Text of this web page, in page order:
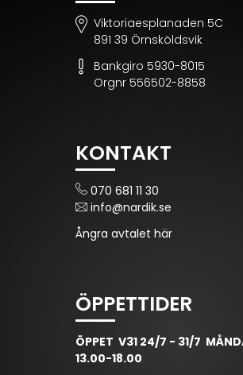
Viktoriaesplanaden 5C
891 39 Örnsköldsvik
Bankgiro 5930-8015
Orgnr 556502-8858
KONTAKT
070 681 11 30
info@nardik.se
Ångra avtalet här
ÖPPETTIDER
ÖPPET V31 24/7 - 31/7
13.00-18.00